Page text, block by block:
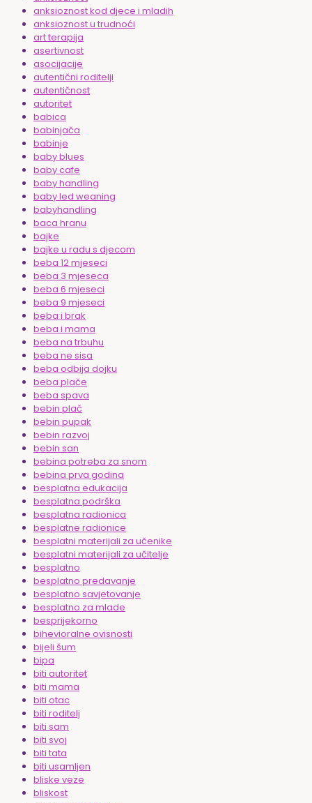
anksioznost kod djece i mladih
anksioznost u trudnoći
art terapija
asertivnost
asocijacije
autentični roditelji
autentičnost
autoritet
babica
babinjača
babinje
baby blues
baby cafe
baby handling
baby led weaning
babyhandling
baca hranu
bajke
bajke u radu s djecom
beba 12 mjeseci
beba 3 mjeseca
beba 6 mjeseci
beba 9 mjeseci
beba i brak
beba i mama
beba na trbuhu
beba ne sisa
beba odbija dojku
beba plače
beba spava
bebin plač
bebin pupak
bebin razvoj
bebin san
bebina potreba za snom
bebina prva godina
besplatna edukacija
besplatna podrška
besplatna radionica
besplatne radionice
besplatni materijali za učenike
besplatni materijali za učitelje
besplatno
besplatno predavanje
besplatno savjetovanje
besplatno za mlade
besprijekorno
bihevioralne ovisnosti
bijeli šum
bipa
biti autoritet
biti mama
biti otac
biti roditelj
biti sam
biti svoj
biti tata
biti usamljen
bliske veze
bliskost